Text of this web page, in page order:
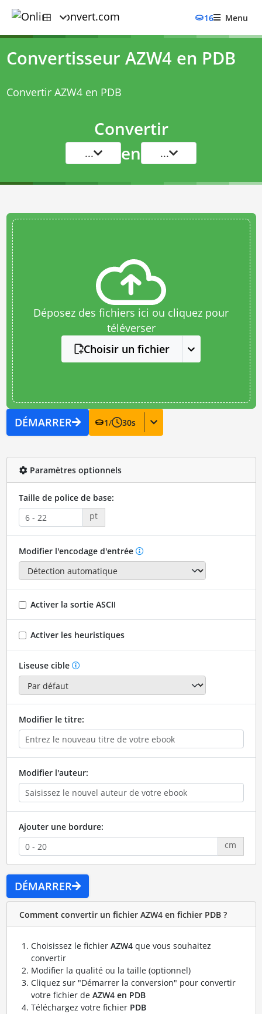
16 Menu
Convertisseur AZW4 en PDB
Convertir AZW4 en PDB
Convertir
... en ...
Déposez des fichiers ici ou cliquez pour
téléverser
Choisir un fichier
DÉMARRER 1/ 30s
Paramètres optionnels
Taille de police de base:
pt
Modifier l'encodage d'entrée
Activer la sortie ASCII
Activer les heuristiques
Liseuse cible
Modifier le titre:
Modifier l'auteur:
Ajouter une bordure:
cm
DÉMARRER
Comment convertir un fichier AZW4 en fichier PDB ?
Choisissez le fichier AZW4que vous souhaitez
convertir
Modifier la qualité ou la taille (optionnel)
Cliquez sur "Démarrer la conversion" pour convertir
votre fichier de AZW4 en PDB
Téléchargez votre fichier PDB